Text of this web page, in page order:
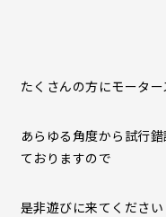
たくさんの方にモータ
あらゆる角度から試行
ておりますので
是非遊びに来てくださ